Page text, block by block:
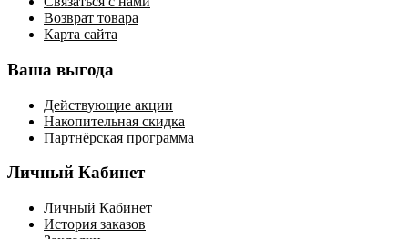
Возврат товара
Карта сайта
Ваша выгода
Действующие акции
Накопительная скидка
Партнёрская программа
Личный Кабинет
Личный Кабинет
История заказов